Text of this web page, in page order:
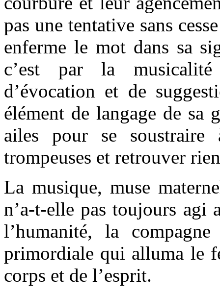
pas une tentative sans
enferme le mot dans sa
c’est par la
d’évocation et de
élément de langage de sa
ailes pour se soustraire
trompeuses et retrouver
La musique, muse
n’a-t-elle pas toujours agi
l’humanité, la
primordiale qui alluma le
corps et de l’esprit.